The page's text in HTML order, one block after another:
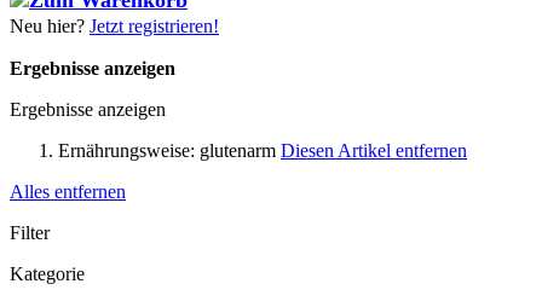
Neu hier? Jetzt registrieren!
Ergebnisse anzeigen
Ergebnisse anzeigen
Ernährungsweise: glutenarm Diesen Artikel entfernen
Alles entfernen
Filter
Kategorie